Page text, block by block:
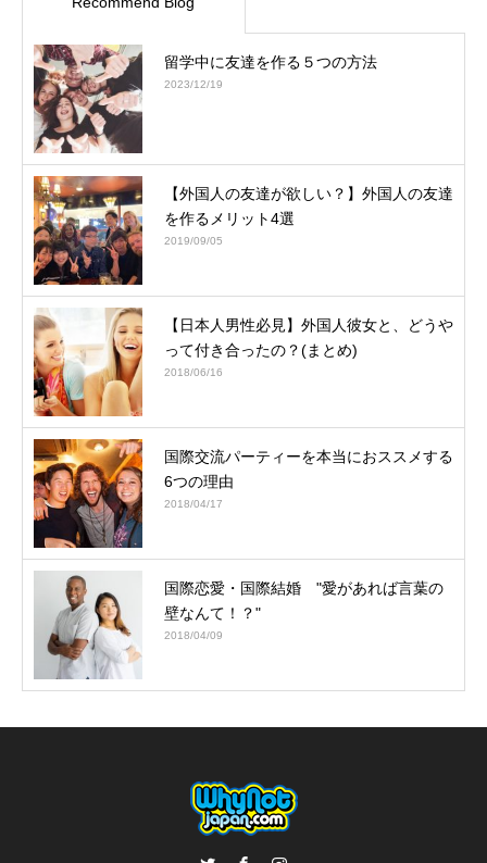
留学中に友達を作る５つの方法
2023/12/19
【外国人の友達が欲しい？】外国人の友達
を作るメリット4選
2019/09/05
【日本人男性必見】外国人彼女と、どうや
って付き合ったの？(まとめ)
2018/06/16
国際交流パーティーを本当におススメする
6つの理由
2018/04/17
国際恋愛・国際結婚 "愛があれば言葉の
壁なんて！？"
2018/04/09